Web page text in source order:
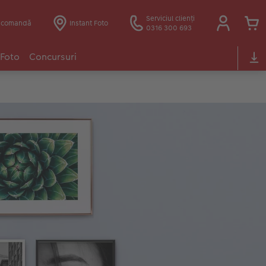
Instant Foto
Serviciul clienți
0316 300 693
Concursuri